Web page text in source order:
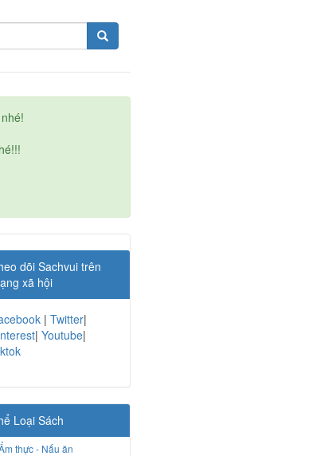
dõi Sachvui trên
xã hội
| Twitter|
| Youtube|
Loại Sách
thực - Nấu ăn